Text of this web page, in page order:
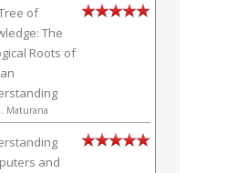
of
The
Roots of
Maturana
and